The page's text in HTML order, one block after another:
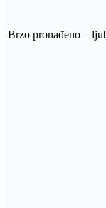
Brzo pronađeno –